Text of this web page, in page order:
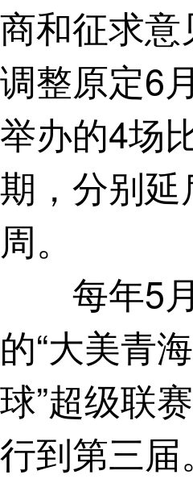
商和征求意
调整原定6
举办的4场
期，分别
周。
每年5月
的“大美青
球”超级联
行到第三